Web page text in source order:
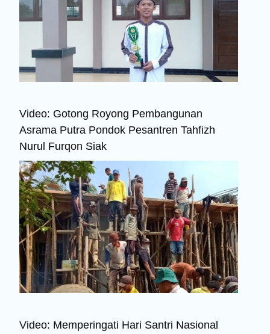
Video: Gotong Royong Pembangunan
Asrama Putra Pondok Pesantren Tahfizh
Nurul Furqon Siak
Video: Memperingati Hari Santri Nasional